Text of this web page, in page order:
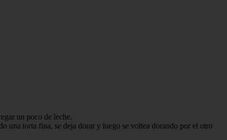
un poco de leche.
una torta fina, se deja dorar y luego se voltea dorando por el otro